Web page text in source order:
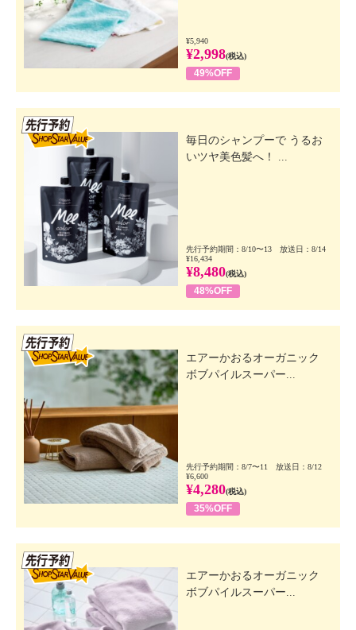
¥5,940
¥2,998(税込)
49%OFF
毎日のシャンプーで うるお
いツヤ美色髪へ！ ...
先行予約期間：8/10〜13 放送日：8/14
¥16,434
¥8,480(税込)
48%OFF
エアーかおるオーガニック
ボブパイルスーパー...
先行予約期間：8/7〜11 放送日：8/12
¥6,600
¥4,280(税込)
35%OFF
エアーかおるオーガニック
ボブパイルスーパー...